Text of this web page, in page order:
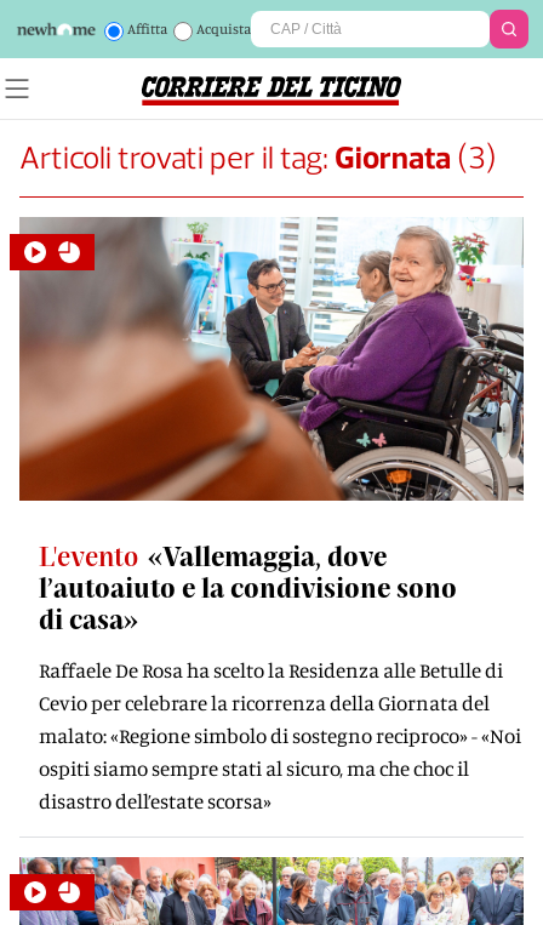
Affitta Acquista
Articoli trovati per il tag: Giornata (3)
L'evento «Vallemaggia, dove
l’autoaiuto e la condivisione sono
di casa»
Raffaele De Rosa ha scelto la Residenza alle Betulle di
Cevio per celebrare la ricorrenza della Giornata del
malato: «Regione simbolo di sostegno reciproco» - «Noi
ospiti siamo sempre stati al sicuro, ma che choc il
disastro dell’estate scorsa»